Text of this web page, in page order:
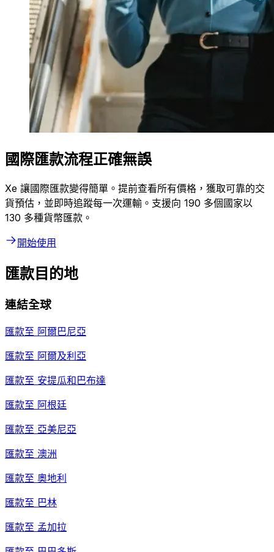
國際匯款流程正確無誤
Xe 讓國際匯款變得簡單。提前查看所有價格，獲取可靠的交
貨預估，並即時追蹤每一次運輸。支援向 190 多個國家以
130 多種貨幣匯款。
開始使用
匯款目的地
連結全球
匯款至 阿爾巴尼亞
匯款至 阿爾及利亞
匯款至 安提瓜和巴布達
匯款至 阿根廷
匯款至 亞美尼亞
匯款至 澳洲
匯款至 奧地利
匯款至 巴林
匯款至 孟加拉